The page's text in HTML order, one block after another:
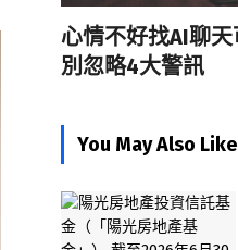
心情不好找AI聊天
別忽略4大警訊
You May Also